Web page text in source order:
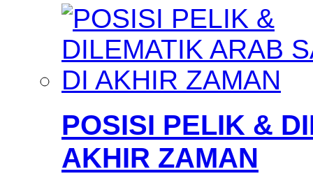
POSISI PELIK &
AKHIR ZAMAN